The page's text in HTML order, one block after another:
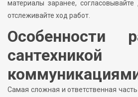
материалы заранее,
отслеживайте ход работ.
Особенности
Самая сложная и ответственная